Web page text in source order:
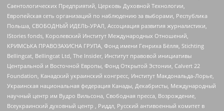
Саентологических Предприятий, Церковь Духовной Технологии,
Европейская сеть организаций по наблюдению за выборами, Республика
Польша, СВОБОДНЫЙ ИДЕЛЬ-УРАЛ, Ассоциация развития журналистики,
IStories fonds, Королевский Институт Международных Отношений,
КРИМСЬКА ПРАВОЗАХИСНА ГРУПА, Фонд имени Генриха Бёлля, Stichting
Bellingcat, Bellingcat Ltd, The Insider, Институт правовой инициативы
Центральной и Восточной Европы, Фонд Открытой Эстонии, Calvert 22
Foundation, Канадский украинский конгресс, Институт Макдональда-Лорье,
Украинская национальная федерация Канады, Декабристы, Международный
научный центр им Вудро Вильсона, Свободная пресса, Возрождение,
Всеукраинский духовный центр , Риддл, Русский антивоенный комитет в